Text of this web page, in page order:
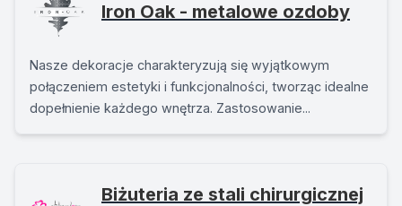
Iron Oak - metalowe ozdoby
Nasze dekoracje charakteryzują się wyjątkowym
połączeniem estetyki i funkcjonalności, tworząc idealne
dopełnienie każdego wnętrza. Zastosowanie...
Biżuteria ze stali chirurgicznej